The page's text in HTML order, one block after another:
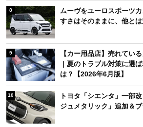
8
ムーヴをユーロスポーツ
すさはそのままに、他と
9
【カー用品店】売れてい
｜夏のトラブル対策に選
は？【2026年6月版】
10
トヨタ「シエンタ」一部
ジュメタリック」追加＆